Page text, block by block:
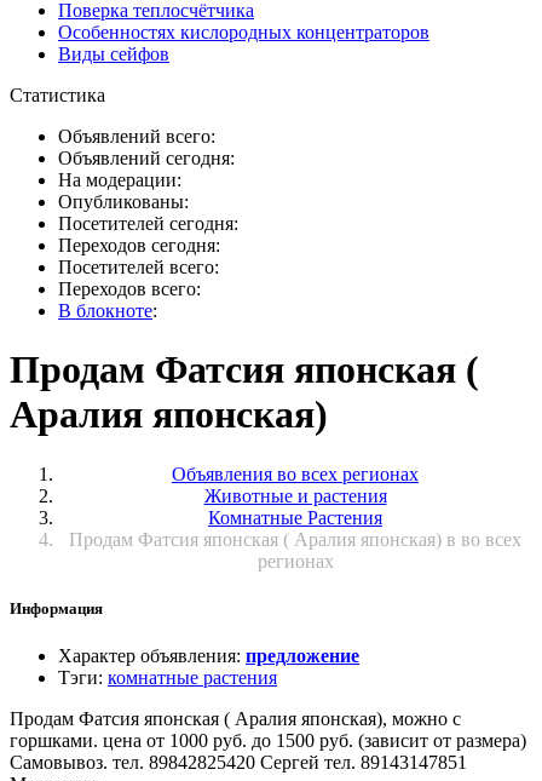
Поверка теплосчётчика
Особенностях кислородных концентраторов
Виды сейфов
Статистика
Объявлений всего:
Объявлений сегодня:
На модерации:
Опубликованы:
Посетителей сегодня:
Переходов сегодня:
Посетителей всего:
Переходов всего:
В блокноте:
Продам Фатсия японская (
Аралия японская)
Объявления во всех регионах
Животные и растения
Комнатные Растения
Продам Фатсия японская ( Аралия японская) в во всех
регионах
Информация
Характер объявления: предложение
Тэги: комнатные растения
Продам Фатсия японская ( Аралия японская), можно с
горшками. цена от 1000 руб. до 1500 руб. (зависит от размера)
Самовывоз. тел. 89842825420 Сергей тел. 89143147851